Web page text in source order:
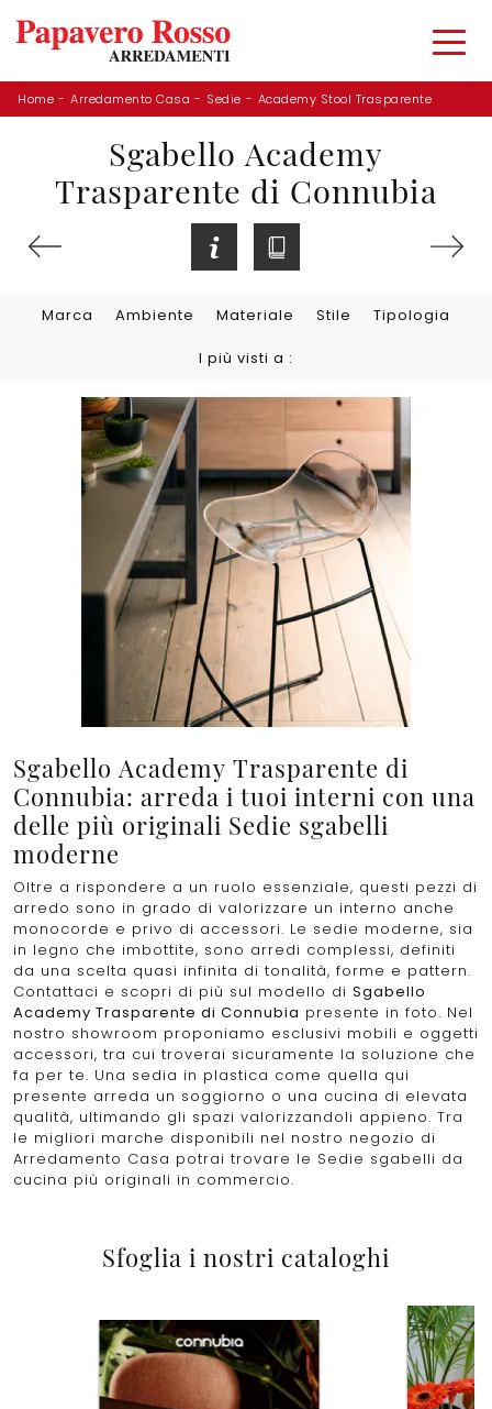
Home - Arredamento Casa - Sedie - Academy Stool Trasparente
Sgabello Academy
Trasparente di Connubia
Marca Ambiente Materiale Stile Tipologia
I più visti a :
Sgabello Academy Trasparente di
Connubia: arreda i tuoi interni con una
delle più originali Sedie sgabelli
moderne
Oltre a rispondere a un ruolo essenziale, questi pezzi di
arredo sono in grado di valorizzare un interno anche
monocorde e privo di accessori. Le sedie moderne, sia
in legno che imbottite, sono arredi complessi, definiti
da una scelta quasi infinita di tonalità, forme e pattern.
Contattaci e scopri di più sul modello di Sgabello
Academy Trasparente di Connubia presente in foto. Nel
nostro showroom proponiamo esclusivi mobili e oggetti
accessori, tra cui troverai sicuramente la soluzione che
fa per te. Una sedia in plastica come quella qui
presente arreda un soggiorno o una cucina di elevata
qualità, ultimando gli spazi valorizzandoli appieno. Tra
le migliori marche disponibili nel nostro negozio di
Arredamento Casa potrai trovare le Sedie sgabelli da
cucina più originali in commercio.
Sfoglia i nostri cataloghi